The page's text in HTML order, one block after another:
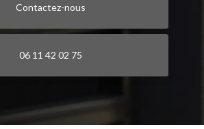
Contactez-nous
06 11 42 02 75